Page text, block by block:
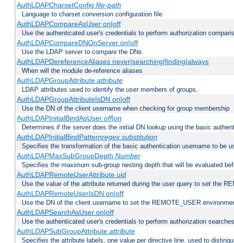
AuthLDAPCharsetConfig file-path
Language to charset conversion configuration file
AuthLDAPCompareAsUser on|off
Use the authenticated user's credentials to perform authorization
AuthLDAPCompareDNOnServer on|off
Use the LDAP server to compare the DNs
AuthLDAPDereferenceAliases never|searching|finding|always
When will the module de-reference aliases
AuthLDAPGroupAttribute attribute
LDAP attributes used to identify the user members of groups.
AuthLDAPGroupAttributeIsDN on|off
Use the DN of the client username when checking for group membership
AuthLDAPInitialBindAsUser off|on
Determines if the server does the initial DN lookup using the basic
AuthLDAPInitialBindPatternregex substitution
Specifies the transformation of the basic authentication username to be
AuthLDAPMaxSubGroupDepth Number
Specifies the maximum sub-group nesting depth that will be evaluated
AuthLDAPRemoteUserAttribute uid
Use the value of the attribute returned during the user query to set the
AuthLDAPRemoteUserIsDN on|off
Use the DN of the client username to set the REMOTE_USER
AuthLDAPSearchAsUser on|off
Use the authenticated user's credentials to perform authorization searches
AuthLDAPSubGroupAttribute attribute
Specifies the attribute labels, one value per directive line, used to